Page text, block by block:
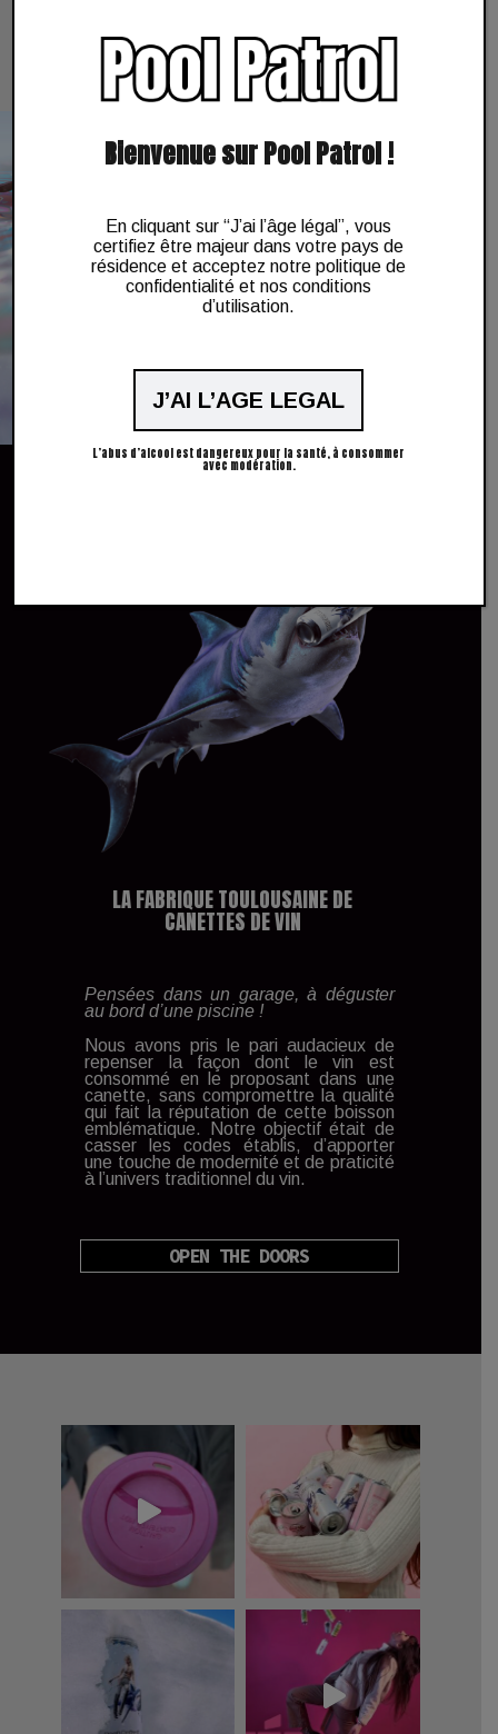
LA FABRIQUE TOULOUSAINE DE
CANETTES DE VIN
Pensées dans un garage, à déguster
au bord d’une piscine !
Nous avons pris le pari audacieux de
repenser la façon dont le vin est
consommé en le proposant dans une
canette, sans compromettre la qualité
qui fait la réputation de cette boisson
emblématique. Notre objectif était de
casser les codes établis, d’apporter
une touche de modernité et de praticité
à l’univers traditionnel du vin.
OPEN THE DOORS
Bienvenue sur Pool Patrol !
En cliquant sur “J’ai l’âge légal”, vous
certifiez être majeur dans votre pays de
résidence et acceptez notre politique de
confidentialité et nos conditions
d’utilisation.
J’AI L’AGE LEGAL
L’abus d’alcool est dangereux pour la santé, à consommer
avec modération.